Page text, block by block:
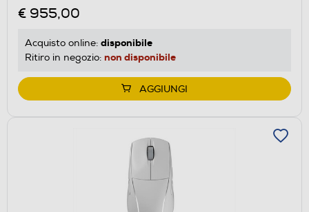
€ 955,00
Acquisto online: disponibile
Ritiro in negozio: non disponibile
AGGIUNGI